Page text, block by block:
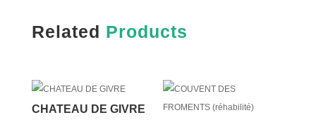
Related Products
CHATEAU DE GIVRE